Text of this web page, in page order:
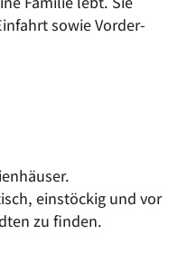
sowie Vorder-
einstöckig und vor
zu finden.